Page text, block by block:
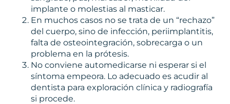
implante o molestias al masticar.
En muchos casos no se trata de un “rechazo”
del cuerpo, sino de infección, periimplantitis,
falta de osteointegración, sobrecarga o un
problema en la prótesis.
No conviene automedicarse ni esperar si el
síntoma empeora. Lo adecuado es acudir al
dentista para exploración clínica y radiografía
si procede.